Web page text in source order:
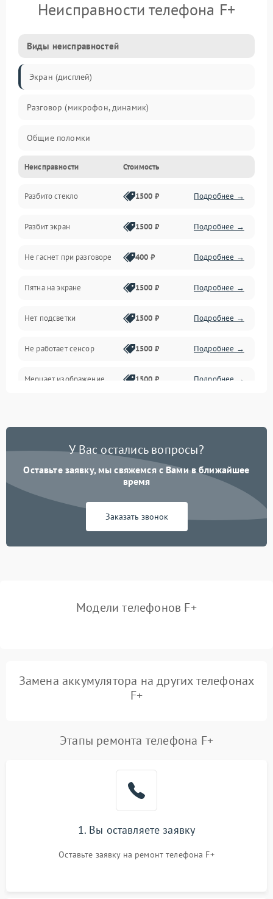
Неисправности телефона F+
Виды неисправностей
Экран (дисплей)
Разговор (микрофон, динамик)
Общие поломки
Проблемы связи
Камеры
Проблемы с дисплеем и сенсором
Зарядка
Проблемы с питанием, зарядкой и аккумулятором
Проблемы с работой системы, корпусом и другие
Неисправности Стоимость
Разбито стекло 1500 ₽ Подробнее →
Разбит экран 1500 ₽ Подробнее →
Не гаснет при разговоре 400 ₽ Подробнее →
Пятна на экране 1500 ₽ Подробнее →
Нет подсветки 1500 ₽ Подробнее →
Не работает сенсор 1500 ₽ Подробнее →
Мерцает изображение 1500 ₽ Подробнее →
У Вас остались вопросы?
Оставьте заявку, мы свяжемся с Вами в ближайшее
время
Заказать звонок
Модели телефонов F+
Замена аккумулятора на других телефонах
F+
Этапы ремонта телефона F+
1. Вы оставляете заявку
Оставьте заявку на ремонт телефона F+